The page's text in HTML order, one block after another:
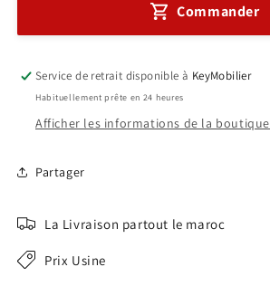
Murales
A0390
places
Murales
A0390
Commander
Service de retrait disponible à KeyMobilier
Habituellement prête en 24 heures
Afficher les informations de la boutique
Partager
La Livraison partout le maroc
Prix Usine